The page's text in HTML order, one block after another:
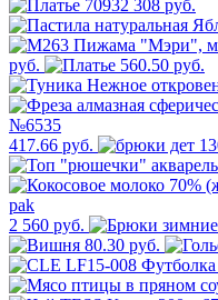
308 руб.
руб.
560.50 руб.
417.66 руб.
2 560 руб.
80.30 руб.